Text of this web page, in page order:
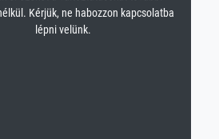
Kérjük, ne habozzon kapcsolatba
lépni velünk.